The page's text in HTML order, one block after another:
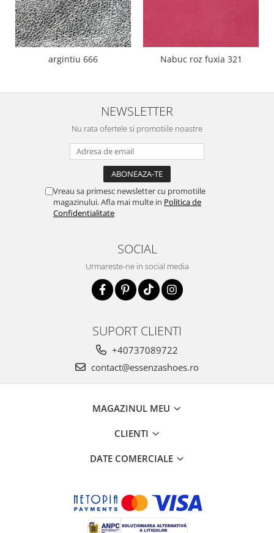
argintiu 666 Nabuc roz fuxia 321
NEWSLETTER
Nu rata ofertele si promotiile noastre
Vreau sa primesc newsletter cu promotiile
magazinului. Afla mai multe in Politica de
Confidentialitate
SOCIAL
Urmareste-ne in social media
SUPORT CLIENTI
+40737089722
contact@essenzashoes.ro
MAGAZINUL MEU
CLIENTI
DATE COMERCIALE